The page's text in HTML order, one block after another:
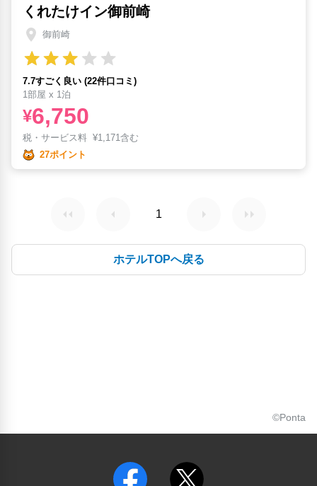
くれたけイン御前崎
御前崎
7.7すごく良い (22件口コミ)
1部屋 x 1泊
¥6,750
税・サービス料 ¥1,171含む
27ポイント
1
ホテルTOPへ戻る
©Ponta